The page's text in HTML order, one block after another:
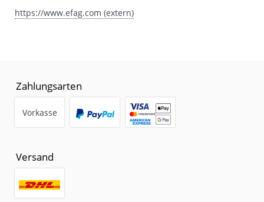
https://www.efag.com (extern)
Zahlungsarten
Vorkasse
Versand